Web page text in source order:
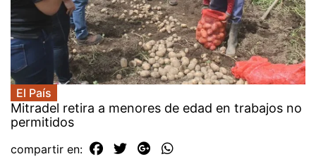
El País
Mitradel retira a menores de edad en trabajos no
permitidos
compartir en: